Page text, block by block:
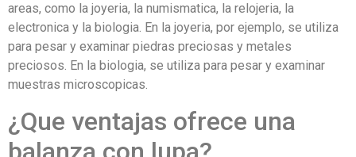
areas, como la joyeria, la numismatica, la relojeria, la
electronica y la biologia. En la joyeria, por ejemplo, se utiliza
para pesar y examinar piedras preciosas y metales
preciosos. En la biologia, se utiliza para pesar y examinar
muestras microscopicas.
¿Que ventajas ofrece una